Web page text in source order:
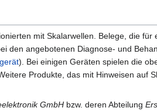
mit Skalarwellen. Belege, die für
den angebotenen Diagnose- und
). Bei einigen Geräten spielen die
Produkte, das mit Hinweisen auf
GmbH bzw. deren Abteilung